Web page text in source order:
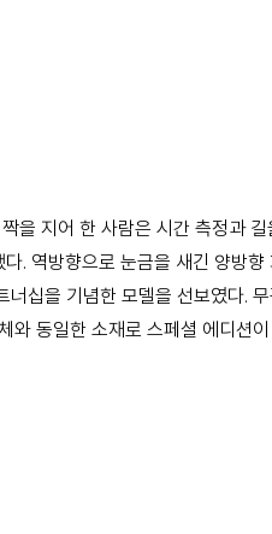
지어 한 사람은 시간 측정과
. 역방향으로 눈금을 새긴 양방
십을 기념한 모델을 선보였다.
동일한 소재로 스페셜 에디션